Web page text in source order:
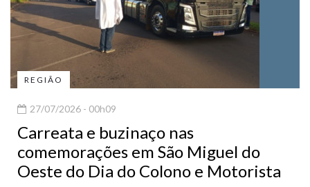
REGIÃO
27/07/2026 - 00h09
Carreata e buzinaço nas
comemorações em São Miguel do
Oeste do Dia do Colono e Motorista